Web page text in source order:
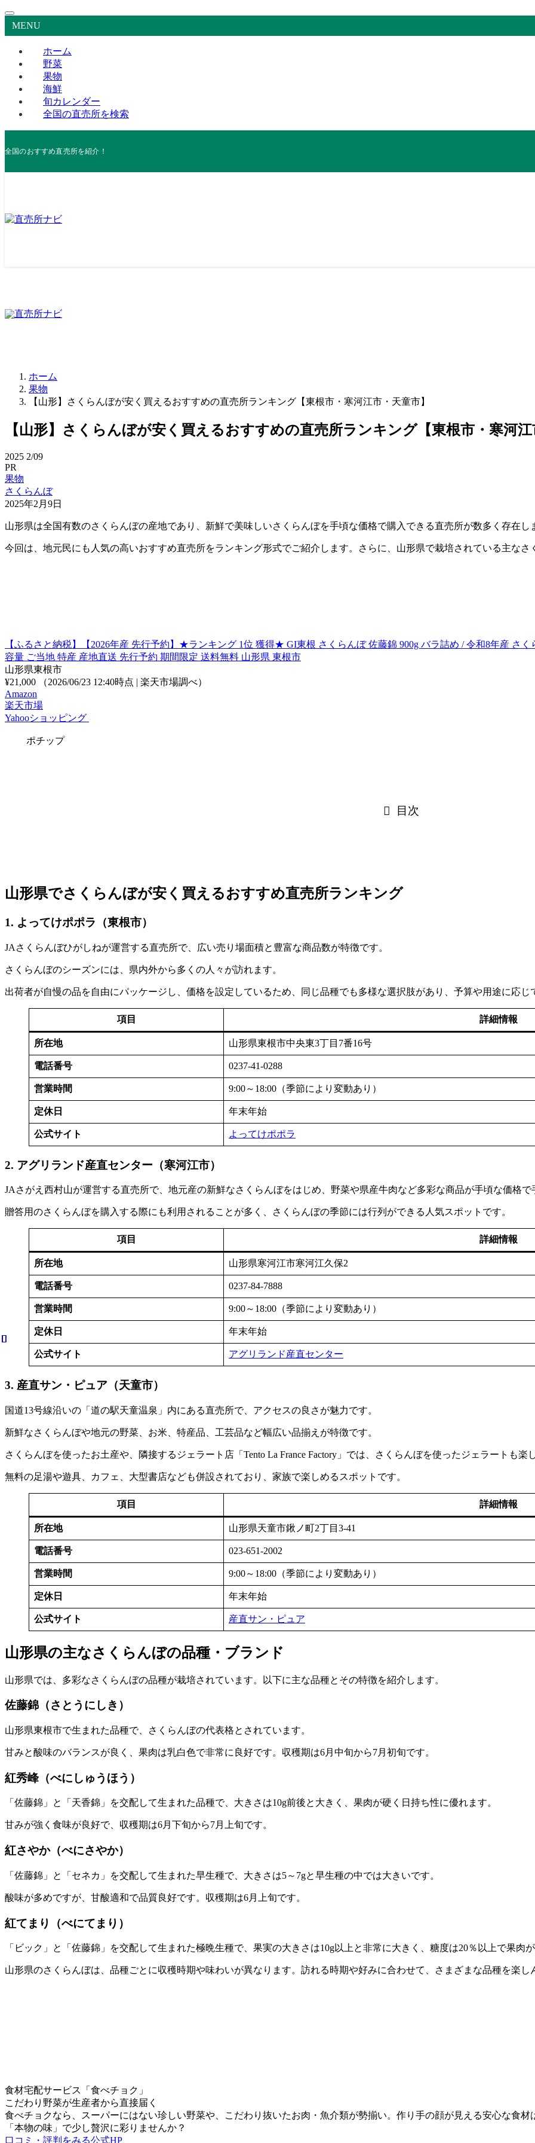
MENU
ホーム
野菜
果物
海鮮
旬カレンダー
全国の直売所を検索
全国のおすすめ直売所を紹介！
ホーム
果物
【山形】さくらんぼが安く買えるおすすめの直売所ランキング【東根市・寒河江市・天童市】
【山形】さくらんぼが安く買えるおすすめの直売所ランキング【東根市・寒河江
2025 2/09
PR
果物
さくらんぼ
2025年2月9日
山形県は全国有数のさくらんぼの産地であり、新鮮で美味しいさくらんぼを手頃な価格で購入できる直売所が数多く存在し
今回は、地元民にも人気の高いおすすめ直売所をランキング形式でご紹介します。さらに、山形県で栽培されている主なさ
【ふるさと納税】【2026年産 先行予約】★ランキング 1位 獲得★ GI東根 さくらんぼ 佐藤錦 900g バラ詰め / 令和8年産 さ
容量 ご当地 特産 産地直送 先行予約 期間限定 送料無料 山形県 東根市
山形県東根市
¥21,000
（2026/06/23 12:40時点 | 楽天市場調べ）
Amazon
楽天市場
Yahooショッピング
ポチップ
目次
山形県でさくらんぼが安く買えるおすすめ直売所ランキング
1. よってけポポラ（東根市）
JAさくらんぼひがしねが運営する直売所で、広い売り場面積と豊富な商品数が特徴です。
さくらんぼのシーズンには、県内外から多くの人々が訪れます。
出荷者が自慢の品を自由にパッケージし、価格を設定しているため、同じ品種でも多様な選択肢があり、予算や用途に応じ
項目 詳細情報
所在地 山形県東根市中央東3丁目7番16号
電話番号 0237-41-0288
営業時間 9:00～18:00（季節により変動あり）
定休日 年末年始
公式サイト よってけポポラ
2. アグリランド産直センター（寒河江市）
JAさがえ西村山が運営する直売所で、地元産の新鮮なさくらんぼをはじめ、野菜や県産牛肉など多彩な商品が手頃な価格で
贈答用のさくらんぼを購入する際にも利用されることが多く、さくらんぼの季節には行列ができる人気スポットです。
項目 詳細情報
所在地 山形県寒河江市寒河江久保2
電話番号 0237-84-7888
営業時間 9:00～18:00（季節により変動あり）
定休日 年末年始
公式サイト アグリランド産直センター
3. 産直サン・ピュア（天童市）
国道13号線沿いの「道の駅天童温泉」内にある直売所で、アクセスの良さが魅力です。
新鮮なさくらんぼや地元の野菜、お米、特産品、工芸品など幅広い品揃えが特徴です。
さくらんぼを使ったお土産や、隣接するジェラート店「Tento La France Factory」では、さくらんぼを使ったジェラートも楽
無料の足湯や遊具、カフェ、大型書店なども併設されており、家族で楽しめるスポットです。
項目 詳細情報
所在地 山形県天童市鍬ノ町2丁目3-41
電話番号 023-651-2002
営業時間 9:00～18:00（季節により変動あり）
定休日 年末年始
公式サイト 産直サン・ピュア
山形県の主なさくらんぼの品種・ブランド
山形県では、多彩なさくらんぼの品種が栽培されています。以下に主な品種とその特徴を紹介します。
佐藤錦（さとうにしき）
山形県東根市で生まれた品種で、さくらんぼの代表格とされています。
甘みと酸味のバランスが良く、果肉は乳白色で非常に良好です。収穫期は6月中旬から7月初旬です。
紅秀峰（べにしゅうほう）
「佐藤錦」と「天香錦」を交配して生まれた品種で、大きさは10g前後と大きく、果肉が硬く日持ち性に優れます。
甘みが強く食味が良好で、収穫期は6月下旬から7月上旬です。
紅さやか（べにさやか）
「佐藤錦」と「セネカ」を交配して生まれた早生種で、大きさは5～7gと早生種の中では大きいです。
酸味が多めですが、甘酸適和で品質良好です。収穫期は6月上旬です。
紅てまり（べにてまり）
「ビック」と「佐藤錦」を交配して生まれた極晩生種で、果実の大きさは10g以上と非常に大きく、糖度は20％以上で果肉
山形県のさくらんぼは、品種ごとに収穫時期や味わいが異なります。訪れる時期や好みに合わせて、さまざまな品種を楽し
食材宅配サービス「食べチョク」
こだわり野菜が生産者から直接届く
食べチョクなら、スーパーにはない珍しい野菜や、こだわり抜いたお肉・魚介類が勢揃い。作り手の顔が見える安心な食
「本物の味」で少し贅沢に彩りませんか？
口コミ・評判をみる公式HP